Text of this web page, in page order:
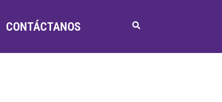
CONTÁCTANOS